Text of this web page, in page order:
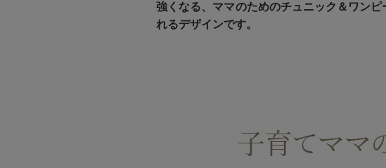
強くなる、ママのためのチュニック＆ワン
れるデザインです。